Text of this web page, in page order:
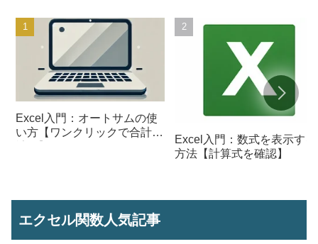
Excel入門：オートサムの使
い方【ワンクリックで合計を
Excel入門：数式を表示する
方法【計算式を確認】
エクセル関数人気記事